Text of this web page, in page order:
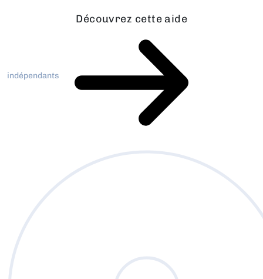
indépendants
Découvrez cette aide